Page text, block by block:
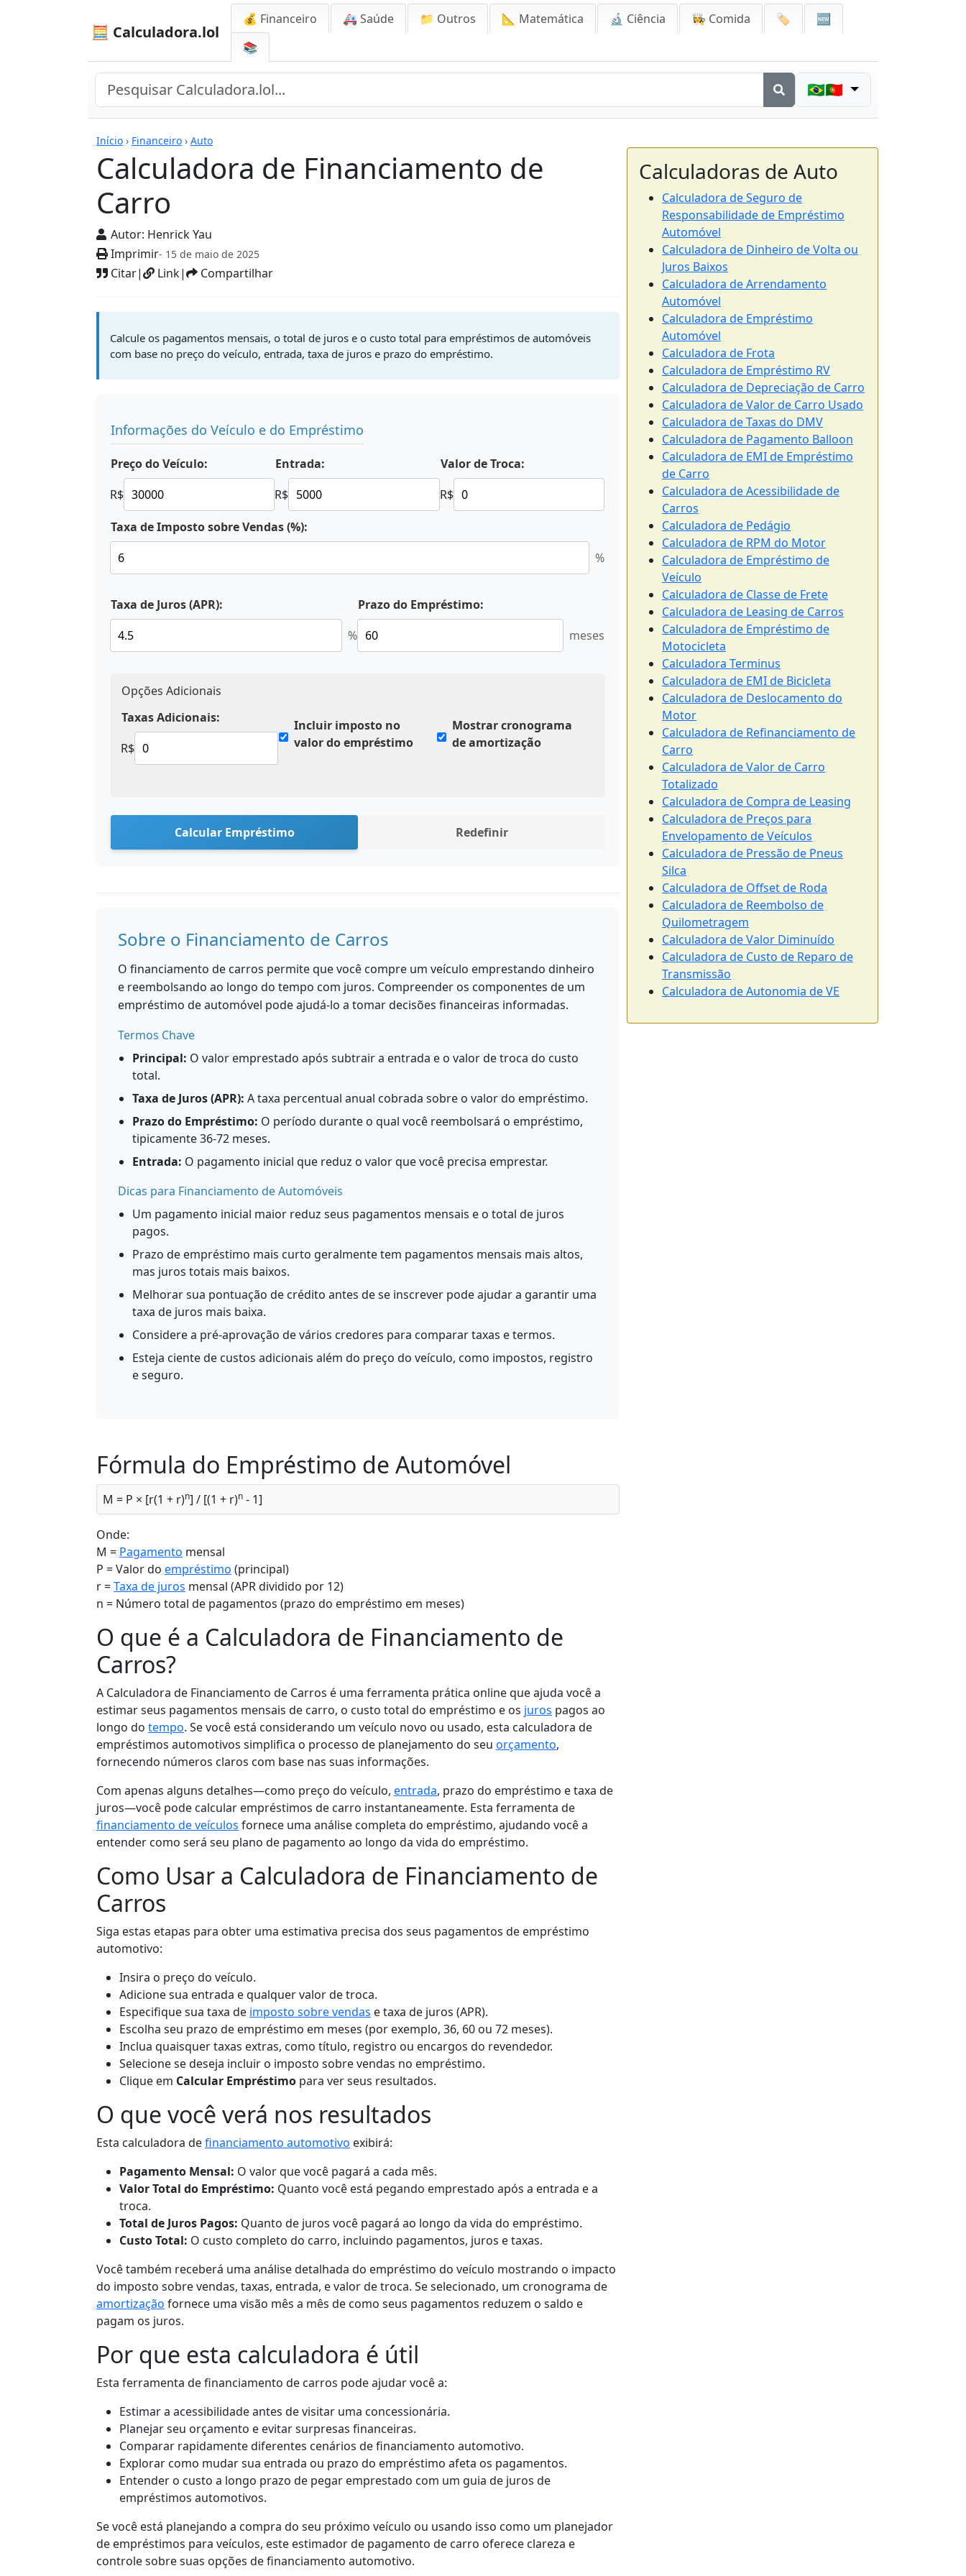
🧮 Calculadora.lol
💰 Financeiro 🚑 Saúde 📁 Outros 📐 Matemática 🔬 Ciência 👩‍🍳 Comida 🏷️
🆕
📚
🇧🇷🇵🇹
Início › Financeiro › Auto
Calculadora de Financiamento de
Carro
Autor: Henrick Yau
Imprimir- 15 de maio de 2025
Citar| Link| Compartilhar
Calculadoras
Calcule os pagamentos mensais, o total de juros e o custo total para empréstimos de automóveis
com base no preço do veículo, entrada, taxa de juros e prazo do empréstimo.
Informações do Veículo e do Empréstimo
Preço do Veículo:
R$
Entrada:
R$
Valor de Troca:
R$
Taxa de Imposto sobre Vendas (%):
%
Taxa de Juros (APR):
%
Prazo do Empréstimo:
meses
Opções Adicionais
Taxas Adicionais:
R$
Incluir imposto no
valor do empréstimo
Mostrar cronograma
de amortização
Calcular Empréstimo Redefinir
Sobre o Financiamento de Carros
O financiamento de carros permite que você compre um veículo emprestando dinheiro
e reembolsando ao longo do tempo com juros. Compreender os componentes de um
empréstimo de automóvel pode ajudá-lo a tomar decisões financeiras informadas.
Termos Chave
Principal: O valor emprestado após subtrair a entrada e o valor de troca do custo
total.
Taxa de Juros (APR): A taxa percentual anual cobrada sobre o valor do empréstimo.
Prazo do Empréstimo: O período durante o qual você reembolsará o empréstimo,
tipicamente 36-72 meses.
Entrada: O pagamento inicial que reduz o valor que você precisa emprestar.
Dicas para Financiamento de Automóveis
Um pagamento inicial maior reduz seus pagamentos mensais e o total de juros
pagos.
Prazo de empréstimo mais curto geralmente tem pagamentos mensais mais altos,
mas juros totais mais baixos.
Melhorar sua pontuação de crédito antes de se inscrever pode ajudar a garantir uma
taxa de juros mais baixa.
Considere a pré-aprovação de vários credores para comparar taxas e termos.
Esteja ciente de custos adicionais além do preço do veículo, como impostos, registro
e seguro.
Fórmula do Empréstimo de Automóvel
M = P × [r(1 + r)n] / [(1 + r)n - 1]
Onde:
M = Pagamento mensal
P = Valor do empréstimo (principal)
r =Taxa de juros mensal (APR dividido por 12)
n = Número total de pagamentos (prazo do empréstimo em meses)
O que é a Calculadora de Financiamento de
Carros?
A Calculadora de Financiamento de Carros é uma ferramenta prática online que ajuda você a
estimar seus pagamentos mensais de carro, o custo total do empréstimo e os juros pagos ao
longo do tempo. Se você está considerando um veículo novo ou usado, esta calculadora de
empréstimos automotivos simplifica o processo de planejamento do seu orçamento,
fornecendo números claros com base nas suas informações.
Com apenas alguns detalhes—como preço do veículo, entrada, prazo do empréstimo e taxa de
juros—você pode calcular empréstimos de carro instantaneamente. Esta ferramenta de
financiamento de veículos fornece uma análise completa do empréstimo, ajudando você a
entender como será seu plano de pagamento ao longo da vida do empréstimo.
Como Usar a Calculadora de Financiamento de
Carros
Siga estas etapas para obter uma estimativa precisa dos seus pagamentos de empréstimo
automotivo:
Insira o preço do veículo.
Adicione sua entrada e qualquer valor de troca.
Especifique sua taxa de imposto sobre vendas e taxa de juros (APR).
Escolha seu prazo de empréstimo em meses (por exemplo, 36, 60 ou 72 meses).
Inclua quaisquer taxas extras, como título, registro ou encargos do revendedor.
Selecione se deseja incluir o imposto sobre vendas no empréstimo.
Clique em Calcular Empréstimo para ver seus resultados.
O que você verá nos resultados
Esta calculadora definanciamento automotivo exibirá:
Pagamento Mensal: O valor que você pagará a cada mês.
Valor Total do Empréstimo: Quanto você está pegando emprestado após a entrada e a
troca.
Total de Juros Pagos: Quanto de juros você pagará ao longo da vida do empréstimo.
Custo Total: O custo completo do carro, incluindo pagamentos, juros e taxas.
Você também receberá uma análise detalhada do empréstimo do veículo mostrando o impacto
do imposto sobre vendas, taxas, entrada, e valor de troca. Se selecionado, um cronograma de
amortização fornece uma visão mês a mês de como seus pagamentos reduzem o saldo e
pagam os juros.
Por que esta calculadora é útil
Esta ferramenta de financiamento de carros pode ajudar você a:
Estimar a acessibilidade antes de visitar uma concessionária.
Planejar seu orçamento e evitar surpresas financeiras.
Comparar rapidamente diferentes cenários de financiamento automotivo.
Explorar como mudar sua entrada ou prazo do empréstimo afeta os pagamentos.
Entender o custo a longo prazo de pegar emprestado com um guia de juros de
empréstimos automotivos.
Se você está planejando a compra do seu próximo veículo ou usando isso como um planejador
de empréstimos para veículos, este estimador de pagamento de carro oferece clareza e
controle sobre suas opções de financiamento automotivo.
Calculadoras de Auto
Calculadora de Seguro de
Responsabilidade de Empréstimo
Automóvel
Calculadora de Dinheiro de Volta ou
Juros Baixos
Calculadora de Arrendamento
Automóvel
Calculadora de Empréstimo
Automóvel
Calculadora de Frota
Calculadora de Empréstimo RV
Calculadora de Depreciação de Carro
Calculadora de Valor de Carro Usado
Calculadora de Taxas do DMV
Calculadora de Pagamento Balloon
Calculadora de EMI de Empréstimo
de Carro
Calculadora de Acessibilidade de
Carros
Calculadora de Pedágio
Calculadora de RPM do Motor
Calculadora de Empréstimo de
Veículo
Calculadora de Classe de Frete
Calculadora de Leasing de Carros
Calculadora de Empréstimo de
Motocicleta
Calculadora Terminus
Calculadora de EMI de Bicicleta
Calculadora de Deslocamento do
Motor
Calculadora de Refinanciamento de
Carro
Calculadora de Valor de Carro
Totalizado
Calculadora de Compra de Leasing
Calculadora de Preços para
Envelopamento de Veículos
Calculadora de Pressão de Pneus
Silca
Calculadora de Offset de Roda
Calculadora de Reembolso de
Quilometragem
Calculadora de Valor Diminuído
Calculadora de Custo de Reparo de
Transmissão
Calculadora de Autonomia de VE